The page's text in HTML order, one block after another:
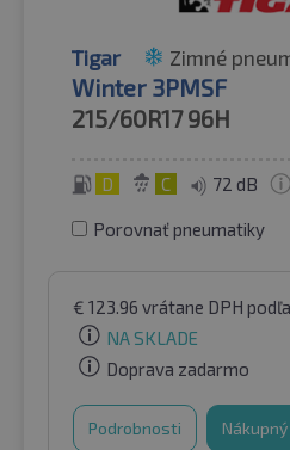
Tigar Zimné
Winter 3PMSF
215/60R17 96H
D C 72 dB
Porovnať pneumatiky
€ 123.96 vrátane DPH
NA SKLADE
Doprava zadarmo
Podrobnosti